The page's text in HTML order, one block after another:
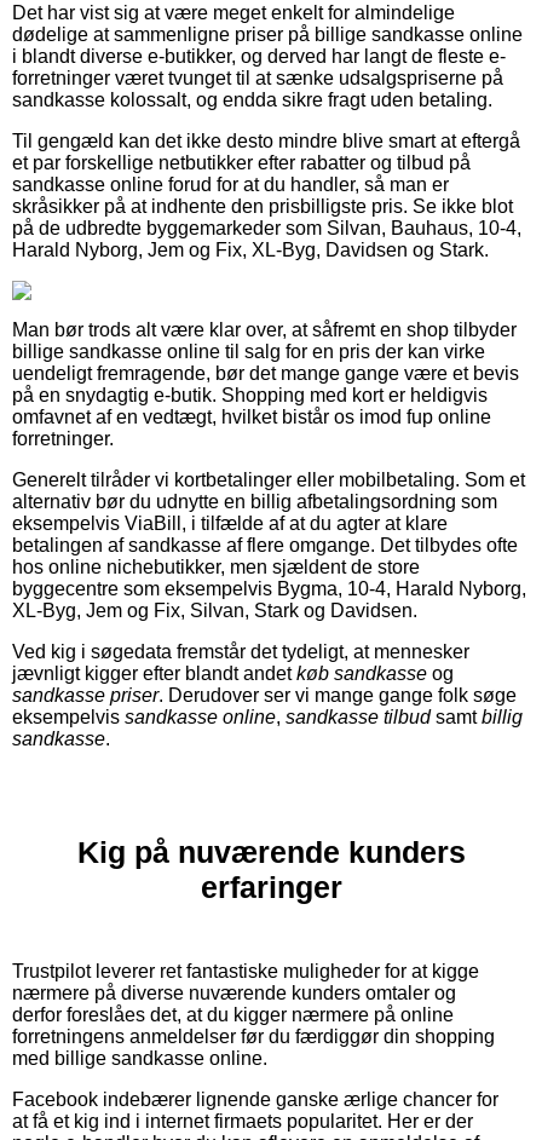
Det har vist sig at være meget enkelt for almindelige
dødelige at sammenligne priser på billige sandkasse online
i blandt diverse e-butikker, og derved har langt de fleste e-
forretninger været tvunget til at sænke udsalgspriserne på
sandkasse kolossalt, og endda sikre fragt uden betaling.
Til gengæld kan det ikke desto mindre blive smart at eftergå
et par forskellige netbutikker efter rabatter og tilbud på
sandkasse online forud for at du handler, så man er
skråsikker på at indhente den prisbilligste pris. Se ikke blot
på de udbredte byggemarkeder som Silvan, Bauhaus, 10-4,
Harald Nyborg, Jem og Fix, XL-Byg, Davidsen og Stark.
Man bør trods alt være klar over, at såfremt en shop tilbyder
billige sandkasse online til salg for en pris der kan virke
uendeligt fremragende, bør det mange gange være et bevis
på en snydagtig e-butik. Shopping med kort er heldigvis
omfavnet af en vedtægt, hvilket bistår os imod fup online
forretninger.
Generelt tilråder vi kortbetalinger eller mobilbetaling. Som et
alternativ bør du udnytte en billig afbetalingsordning som
eksempelvis ViaBill, i tilfælde af at du agter at klare
betalingen af sandkasse af flere omgange. Det tilbydes ofte
hos online nichebutikker, men sjældent de store
byggecentre som eksempelvis Bygma, 10-4, Harald Nyborg,
XL-Byg, Jem og Fix, Silvan, Stark og Davidsen.
Ved kig i søgedata fremstår det tydeligt, at mennesker
jævnligt kigger efter blandt andetkøb sandkasse og
sandkasse priser. Derudover ser vi mange gange folk søge
eksempelvis sandkasse online, sandkasse tilbudsamtbillig
sandkasse.
Kig på nuværende kunders
erfaringer
Trustpilot leverer ret fantastiske muligheder for at kigge
nærmere på diverse nuværende kunders omtaler og
derfor foreslåes det, at du kigger nærmere på online
forretningens anmeldelser før du færdiggør din shopping
med billige sandkasse online.
Facebook indebærer lignende ganske ærlige chancer for
at få et kig ind i internet firmaets popularitet. Her er der